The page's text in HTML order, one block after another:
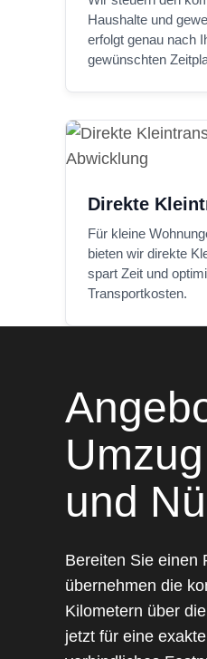
Haushalte und
erfolgt genau nach
gewünschten
Direkte
Für kleine
bieten wir direkte
spart Zeit und
Transportkosten.
und
Bereiten Sie einen
übernehmen die
Kilometern über
jetzt für eine